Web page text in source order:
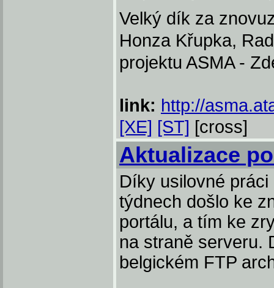
Velký dík za
Honza Křupka,
projektu ASMA -
link: http://
[XE] [ST] [cross]
Aktualizace
Díky usilovné
týdnech došlo ke
portálu, a tím ke
na straně serveru.
belgickém FTP